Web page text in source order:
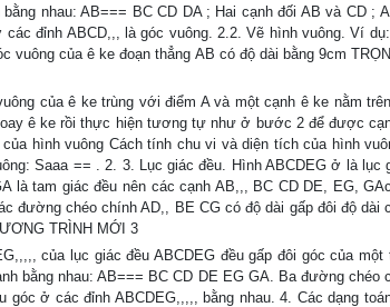
nhau: AB=== BC CD DA ; Hai cạnh đối AB và CD ;
đỉnh ABCD,,, là góc vuông. 2.2. Vẽ hình vuông. Ví
của ê ke đoạn thẳng AB có độ dài bằng 9cm
của ê ke trùng với điểm A và một cạnh ê ke nằm
ê ke rồi thực hiện tương tự như ở bước 2 để được
hình vuông Cách tính chu vi và diện tích của hình
Saaa == . 2. 3. Lục giác đều. Hình ABCDEG ở là lục
là tam giác đều nên các cạnh AB,,, BC CD DE, EG,
đường chéo chính AD,, BE CG có độ dài gấp đôi độ dài
TRÌNH MỚI 3
của lục giác đều ABCDEG đều gấp đôi góc của một
bằng nhau: AB=== BC CD DE EG GA. Ba đường chéo
ở các đỉnh ABCDEG,,,,, bằng nhau. 4. Các dạng